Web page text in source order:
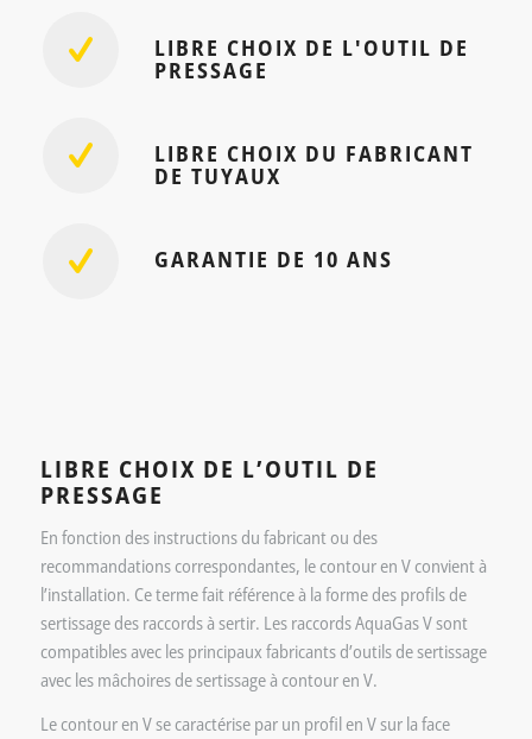
LIBRE CHOIX DE L'OUTIL DE
PRESSAGE
LIBRE CHOIX DU FABRICANT
DE TUYAUX
GARANTIE DE 10 ANS
LIBRE CHOIX DE L’OUTIL DE
PRESSAGE
En fonction des instructions du fabricant ou des
recommandations correspondantes, le contour en V convient à
l’installation. Ce terme fait référence à la forme des profils de
sertissage des raccords à sertir. Les raccords AquaGas V sont
compatibles avec les principaux fabricants d’outils de sertissage
avec les mâchoires de sertissage à contour en V.
Le contour en V se caractérise par un profil en V sur la face